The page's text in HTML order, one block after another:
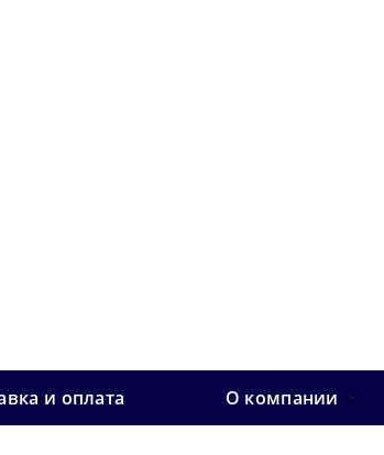
и оплата О компании